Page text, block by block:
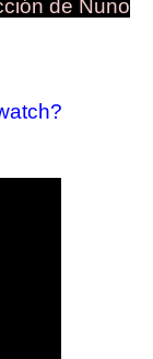
de Nuno